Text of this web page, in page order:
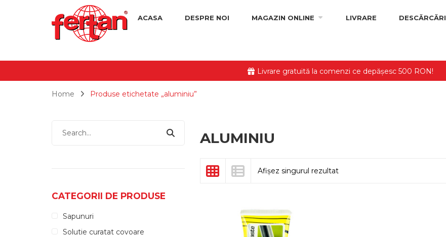
ACASA DESPRE NOI MAGAZIN ONLINE LIVRARE DESCĂRCĂRI
Livrare gratuită la comenzi ce depășesc 500 RON!
Home Produse etichetate „aluminiu”
CATEGORII DE PRODUSE
Sapunuri
Solutie curatat covoare
ALUMINIU
Afișez singurul rezultat